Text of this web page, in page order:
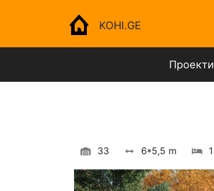
KOHI.GE
Проекти
33 6*5,5 m 1